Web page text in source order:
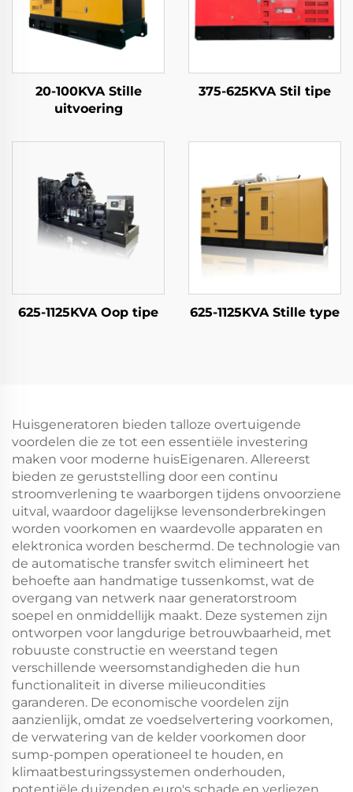
20-100KVA Stille
uitvoering
375-625KVA Stil tipe
625-1125KVA Oop tipe 625-1125KVA Stille type
Huisgeneratoren bieden talloze overtuigende
voordelen die ze tot een essentiële investering
maken voor moderne huisEigenaren. Allereerst
bieden ze geruststelling door een continu
stroomverlening te waarborgen tijdens onvoorziene
uitval, waardoor dagelijkse levensonderbrekingen
worden voorkomen en waardevolle apparaten en
elektronica worden beschermd. De technologie van
de automatische transfer switch elimineert het
behoefte aan handmatige tussenkomst, wat de
overgang van netwerk naar generatorstroom
soepel en onmiddellijk maakt. Deze systemen zijn
ontworpen voor langdurige betrouwbaarheid, met
robuuste constructie en weerstand tegen
verschillende weersomstandigheden die hun
functionaliteit in diverse milieucondities
garanderen. De economische voordelen zijn
aanzienlijk, omdat ze voedselvertering voorkomen,
de verwatering van de kelder voorkomen door
sump-pompen operationeel te houden, en
klimaatbesturingssystemen onderhouden,